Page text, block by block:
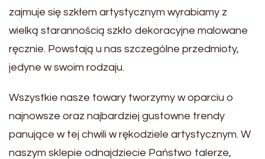
zajmuje się szkłem artystycznym wyrabiamy z
wielką starannością szkło dekoracyjne malowane
ręcznie. Powstają u nas szczególne przedmioty,
jedyne w swoim rodzaju.
Wszystkie nasze towary tworzymy w oparciu o
najnowsze oraz najbardziej gustowne trendy
panujące w tej chwili w rękodziele artystycznym. W
naszym sklepie odnajdziecie Państwo talerze,